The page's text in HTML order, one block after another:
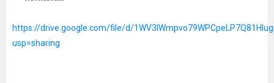
https://drive.google.com/file/d/
usp=sharing